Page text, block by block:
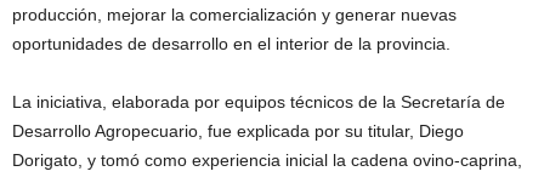
producción, mejorar la comercialización y generar nuevas
oportunidades de desarrollo en el interior de la provincia.
La iniciativa, elaborada por equipos técnicos de la Secretaría de
Desarrollo Agropecuario, fue explicada por su titular, Diego
Dorigato, y tomó como experiencia inicial la cadena ovino-caprina,